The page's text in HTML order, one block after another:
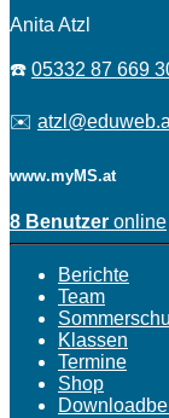
Anita Atzl
☎️ 05332 87 669
✉️
www.myMS.at
8 Benutzer online
Berichte
Team
Klassen
Termine
Shop